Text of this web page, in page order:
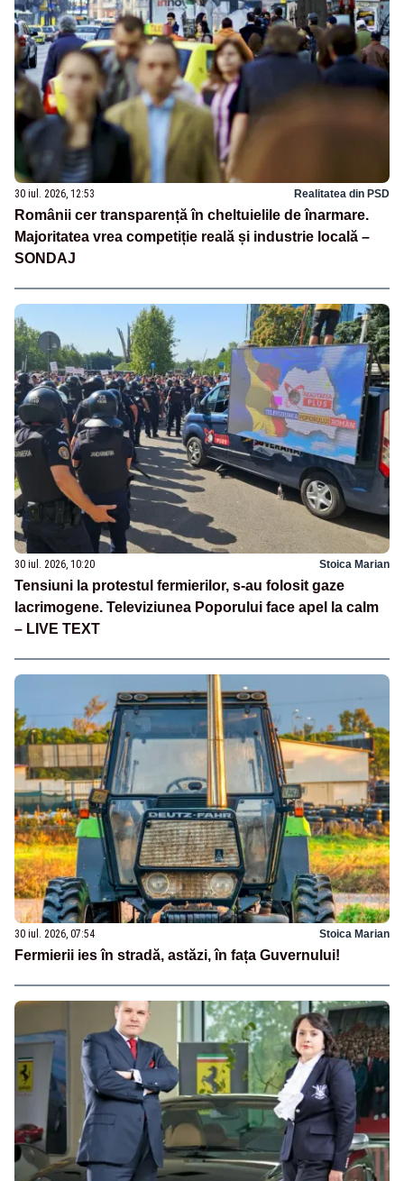
30 iul. 2026, 12:53 Realitatea din PSD
Românii cer transparență în cheltuielile de înarmare.
Majoritatea vrea competiție reală și industrie locală –
SONDAJ
30 iul. 2026, 10:20 Stoica Marian
Tensiuni la protestul fermierilor, s-au folosit gaze
lacrimogene. Televiziunea Poporului face apel la calm
– LIVE TEXT
30 iul. 2026, 07:54 Stoica Marian
Fermierii ies în stradă, astăzi, în fața Guvernului!